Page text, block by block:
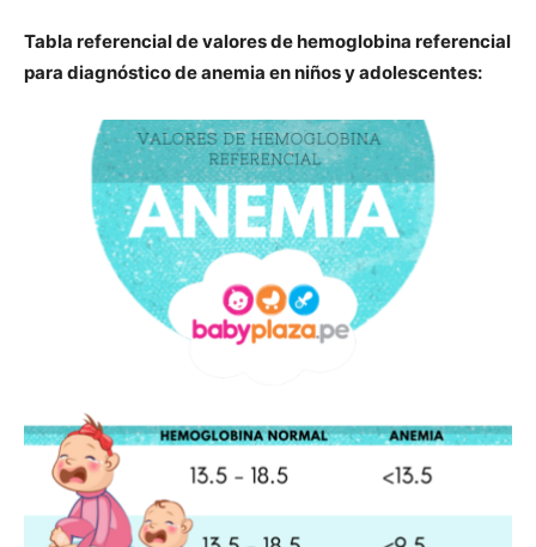
Tabla referencial de valores de hemoglobina referencial
para diagnóstico de anemia en niños y adolescentes: